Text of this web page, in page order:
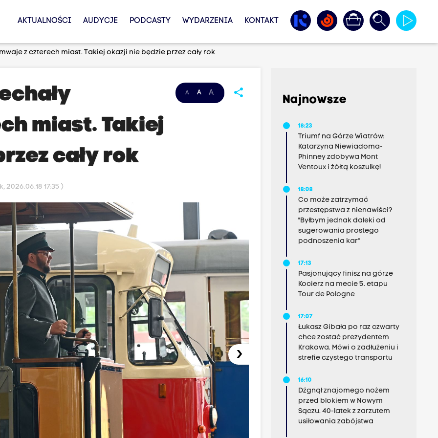
AKTUALNOŚCI AUDYCJE PODCASTY WYDARZENIA KONTAKT
z czterech miast. Takiej okazji nie będzie przez cały rok
A A A share
miast. Takiej
cały rok
2026.06.18 17:35 )
›
Najnowsze
18:23
Triumf na Górze Wiatrów:
Katarzyna Niewiadoma-
Phinney zdobywa Mont
Ventoux i żółtą koszulkę!
18:08
Co może zatrzymać
przestępstwa z nienawiści?
"Byłbym jednak daleki od
sugerowania prostego
podnoszenia kar"
17:13
Pasjonujący finisz na górze
Kocierz na mecie 5. etapu
Tour de Pologne
17:07
Łukasz Gibała po raz czwarty
chce zostać prezydentem
Krakowa. Mówi o zadłużeniu i
strefie czystego transportu
16:10
Dźgnął znajomego nożem
przed blokiem w Nowym
Sączu. 40-latek z zarzutem
usiłowania zabójstwa